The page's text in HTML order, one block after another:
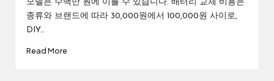
모델은 수백만 원에 이를 수 있습니다. 배터리 교체 비용은
종류와 브랜드에 따라 30,000원에서 100,000원 사이로,
DIY…
Read More